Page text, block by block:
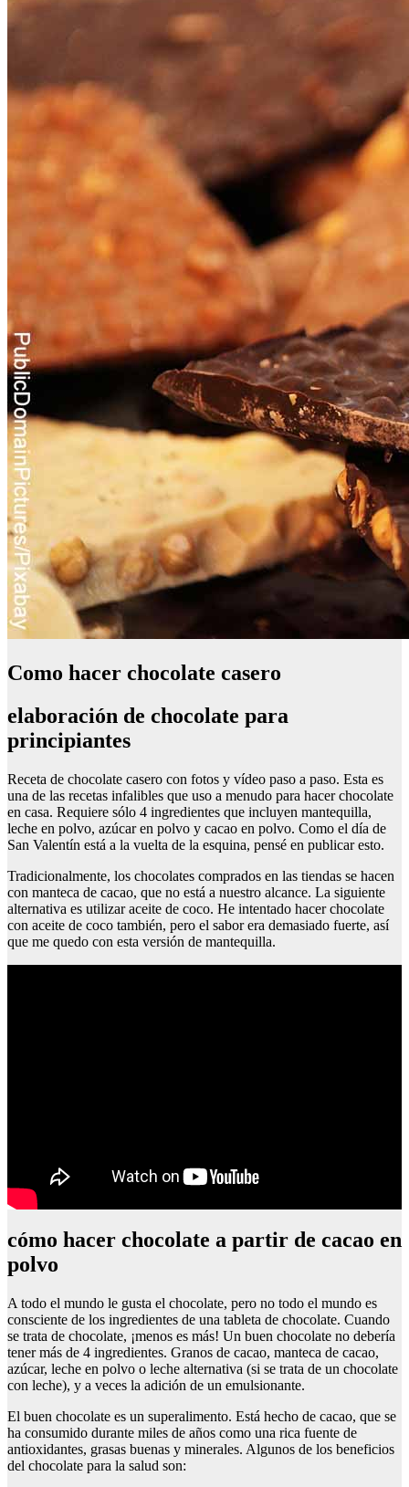
Como hacer chocolate casero
elaboración de chocolate para
principiantes
Receta de chocolate casero con fotos y vídeo paso a paso. Esta es
una de las recetas infalibles que uso a menudo para hacer chocolate
en casa. Requiere sólo 4 ingredientes que incluyen mantequilla,
leche en polvo, azúcar en polvo y cacao en polvo. Como el día de
San Valentín está a la vuelta de la esquina, pensé en publicar esto.
Tradicionalmente, los chocolates comprados en las tiendas se hacen
con manteca de cacao, que no está a nuestro alcance. La siguiente
alternativa es utilizar aceite de coco. He intentado hacer chocolate
con aceite de coco también, pero el sabor era demasiado fuerte, así
que me quedo con esta versión de mantequilla.
cómo hacer chocolate a partir de cacao en
polvo
A todo el mundo le gusta el chocolate, pero no todo el mundo es
consciente de los ingredientes de una tableta de chocolate. Cuando
se trata de chocolate, ¡menos es más! Un buen chocolate no debería
tener más de 4 ingredientes. Granos de cacao, manteca de cacao,
azúcar, leche en polvo o leche alternativa (si se trata de un chocolate
con leche), y a veces la adición de un emulsionante.
El buen chocolate es un superalimento. Está hecho de cacao, que se
ha consumido durante miles de años como una rica fuente de
antioxidantes, grasas buenas y minerales. Algunos de los beneficios
del chocolate para la salud son: